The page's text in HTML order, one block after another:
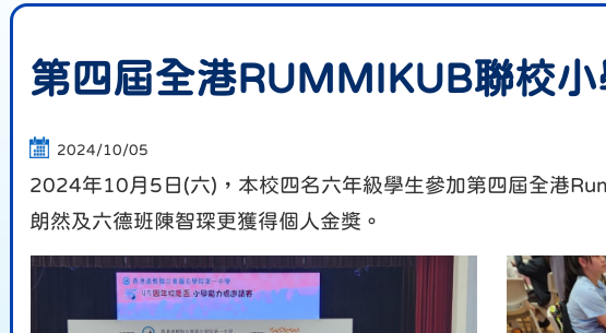
第四屆全港RUMMIKUB聯校
2024/10/05
2024年10月5日(六)，本校四名六年級學生參加第四屆全港
朗然及六德班陳智琛更獲得個人金獎。